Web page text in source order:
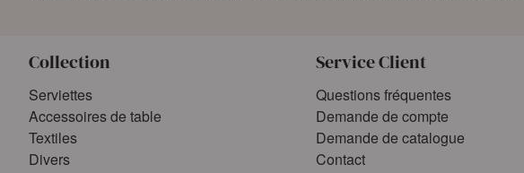
Collection
Serviettes
Accessoires de table
Textiles
Divers
Service Client
Questions fréquentes
Demande de compte
Demande de catalogue
Contact